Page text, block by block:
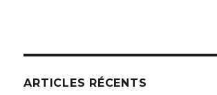
ARTICLES RÉCENTS